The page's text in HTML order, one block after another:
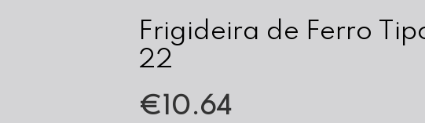
Frigideira de Ferro
22
€ 10.64